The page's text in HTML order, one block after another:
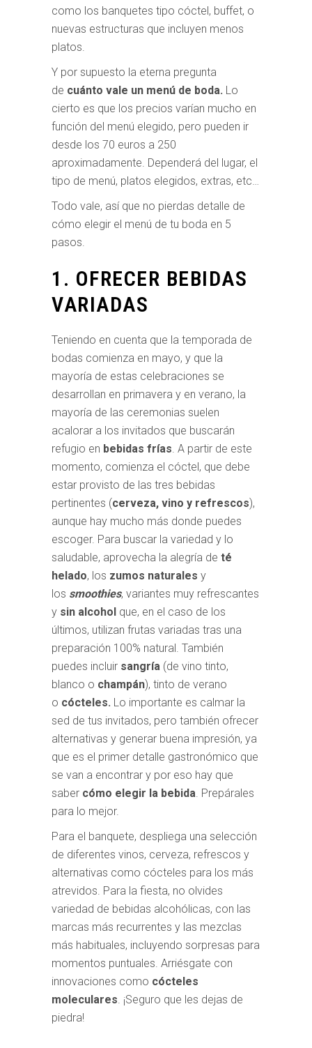
como los banquetes tipo cóctel, buffet, o
nuevas estructuras que incluyen menos
platos.
Y por supuesto la eterna pregunta
de cuánto vale un menú de boda. Lo
cierto es que los precios varían mucho en
función del menú elegido, pero pueden ir
desde los 70 euros a 250
aproximadamente. Dependerá del lugar, el
tipo de menú, platos elegidos, extras, etc…
Todo vale, así que no pierdas detalle de
cómo elegir el menú de tu boda en 5
pasos.
1. OFRECER BEBIDAS
VARIADAS
Teniendo en cuenta que la temporada de
bodas comienza en mayo, y que la
mayoría de estas celebraciones se
desarrollan en primavera y en verano, la
mayoría de las ceremonias suelen
acalorar a los invitados que buscarán
refugio en bebidas frías. A partir de este
momento, comienza el cóctel, que debe
estar provisto de las tres bebidas
pertinentes (cerveza, vino y refrescos),
aunque hay mucho más donde puedes
escoger. Para buscar la variedad y lo
saludable, aprovecha la alegría de té
helado, los zumos naturales y
los smoothies, variantes muy refrescantes
y sin alcohol que, en el caso de los
últimos, utilizan frutas variadas tras una
preparación 100% natural. También
puedes incluir sangría (de vino tinto,
blanco o champán), tinto de verano
o cócteles. Lo importante es calmar la
sed de tus invitados, pero también ofrecer
alternativas y generar buena impresión, ya
que es el primer detalle gastronómico que
se van a encontrar y por eso hay que
saber cómo elegir la bebida. Prepárales
para lo mejor.
Para el banquete, despliega una selección
de diferentes vinos, cerveza, refrescos y
alternativas como cócteles para los más
atrevidos. Para la fiesta, no olvides
variedad de bebidas alcohólicas, con las
marcas más recurrentes y las mezclas
más habituales, incluyendo sorpresas para
momentos puntuales. Arriésgate con
innovaciones como cócteles
moleculares. ¡Seguro que les dejas de
piedra!